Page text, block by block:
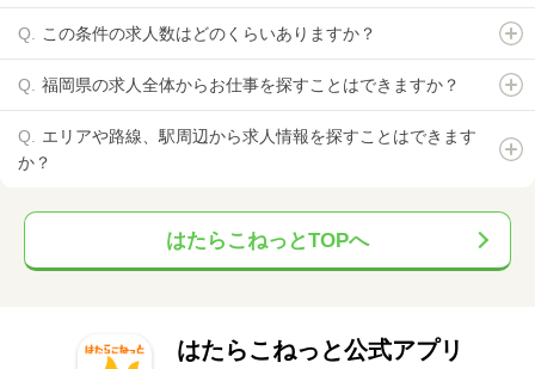
この条件の求人数はどのくらいありますか？
福岡県の求人全体からお仕事を探すことはできますか？
エリアや路線、駅周辺から求人情報を探すことはできます
か？
はたらこねっとTOPへ
はたらこねっと公式アプリ